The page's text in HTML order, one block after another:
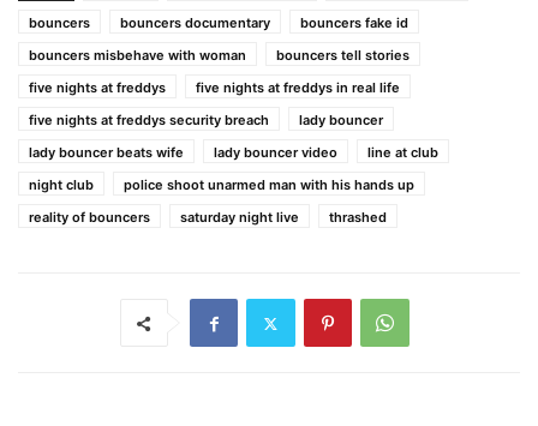
bouncers
bouncers documentary
bouncers fake id
bouncers misbehave with woman
bouncers tell stories
five nights at freddys
five nights at freddys in real life
five nights at freddys security breach
lady bouncer
lady bouncer beats wife
lady bouncer video
line at club
night club
police shoot unarmed man with his hands up
reality of bouncers
saturday night live thrashed